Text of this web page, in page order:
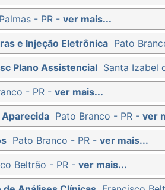
Palmas - PR - ver mais...
e Injeção Eletrônica Pato
Plano Assistencial Santa Izabel
- PR - ver mais...
Aparecida Pato Branco - PR - ver
Pato Branco - PR - ver mais...
Beltrão - PR - ver mais...